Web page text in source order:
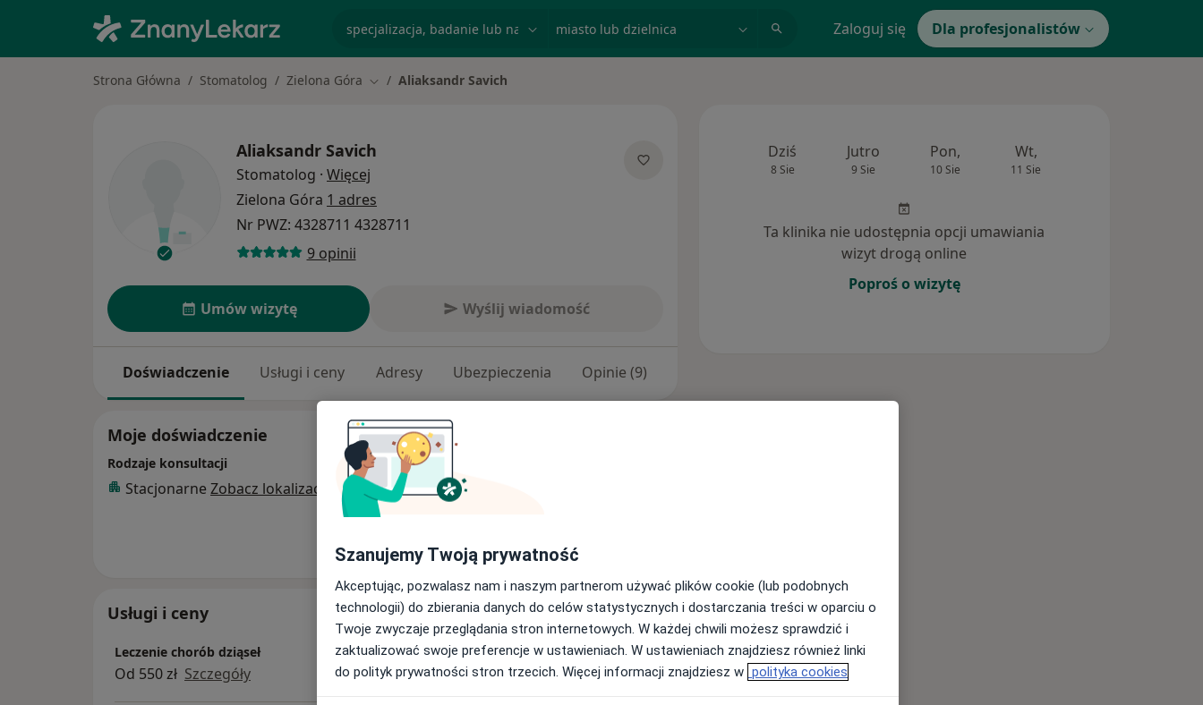
Zaloguj się Dla profesjonalistów
Strona Główna Stomatolog Zielona Góra Zmień miasto
Aliaksandr Savich
Aliaksandr Savich
Stomatolog · Więcej
Zielona Góra 1 adres
Nr PWZ: 4328711 4328711
9 opinii
Umów wizytę Wyślij wiadomość
Doświadczenie Usługi i ceny Adresy Ubezpieczenia Opinie (9)
Moje doświadczenie
Rodzaje konsultacji
Stacjonarne Zobacz lokalizacje (1)
o doświadczeniu
Usługi i ceny
Leczenie chorób dziąseł
Od 550 zł Szczegóły Umów wizytę
Dziś
8 Sie
Jutro
9 Sie
Pon,
10 Sie
Wt,
11 Sie
Ta klinika nie udostępnia opcji umawiania
wizyt drogą online
Poproś o wizytę
Szanujemy Twoją prywatność
Akceptując, pozwalasz nam i naszym partnerom używać plików cookie (lub podobnych
technologii) do zbierania danych do celów statystycznych i dostarczania treści w oparciu o
Twoje zwyczaje przeglądania stron internetowych. W każdej chwili możesz sprawdzić i
zaktualizować swoje preferencje w ustawieniach. W ustawieniach znajdziesz również linki
do polityk prywatności stron trzecich. Więcej informacji znajdziesz w polityka cookies